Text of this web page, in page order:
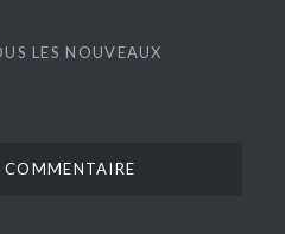
LES NOUVEAUX